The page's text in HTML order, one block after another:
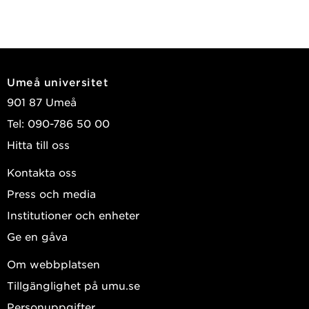
Umeå universitet
901 87 Umeå
Tel: 090-786 50 00
Hitta till oss
Kontakta oss
Press och media
Institutioner och enheter
Ge en gåva
Om webbplatsen
Tillgänglighet på umu.se